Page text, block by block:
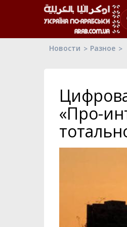
Новости Разное
«Про-